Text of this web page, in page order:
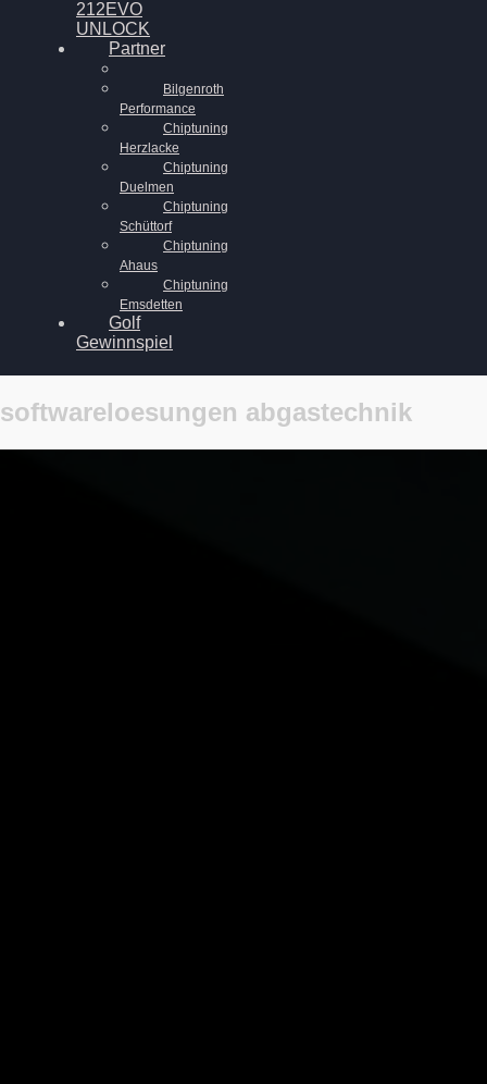
212EVO
UNLOCK
Partner
Bilgenroth
Performance
Chiptuning
Herzlacke
Chiptuning
Duelmen
Chiptuning
Schüttorf
Chiptuning
Ahaus
Chiptuning
Emsdetten
Golf
Gewinnspiel
softwareloesungen abgastechnik